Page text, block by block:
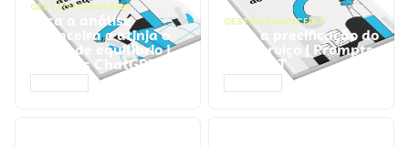
GESTÃO FINANCEIRA
Faça a análise
financeira e atinja o
ponto de equilíbrio |
Prompts ChatGPT
GESTÃO FINANCEIRA
Faça a precificação do
seu serviço | Prompts
ChatGPT